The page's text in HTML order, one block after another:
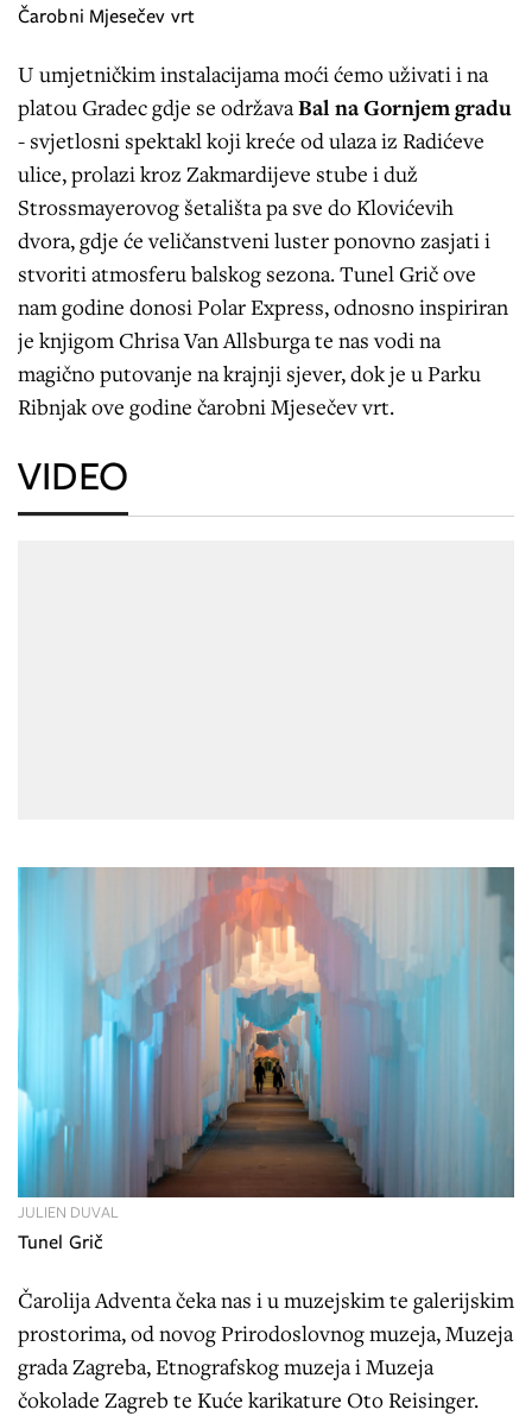
Čarobni Mjesečev vrt
U umjetničkim instalacijama moći ćemo uživati i na
platou Gradec gdje se održava Bal na Gornjem gradu
- svjetlosni spektakl koji kreće od ulaza iz Radićeve
ulice, prolazi kroz Zakmardijeve stube i duž
Strossmayerovog šetališta pa sve do Klovićevih
dvora, gdje će veličanstveni luster ponovno zasjati i
stvoriti atmosferu balskog sezona. Tunel Grič ove
nam godine donosi Polar Express, odnosno inspiriran
je knjigom Chrisa Van Allsburga te nas vodi na
magično putovanje na krajnji sjever, dok je u Parku
Ribnjak ove godine čarobni Mjesečev vrt.
VIDEO
Tunel Grič
JULIEN DUVAL
Čarolija Adventa čeka nas i u muzejskim te galerijskim
prostorima, od novog Prirodoslovnog muzeja, Muzeja
grada Zagreba, Etnografskog muzeja i Muzeja
čokolade Zagreb te Kuće karikature Oto Reisinger.